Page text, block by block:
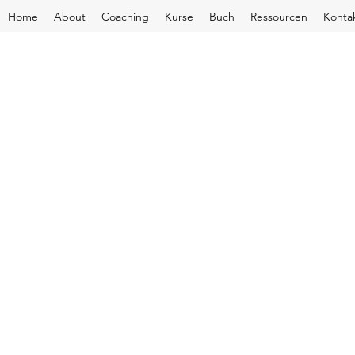
Home About Coaching Kurse Buch Ressourcen